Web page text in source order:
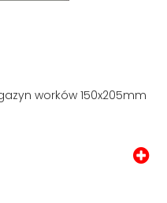
worków 150x205mm